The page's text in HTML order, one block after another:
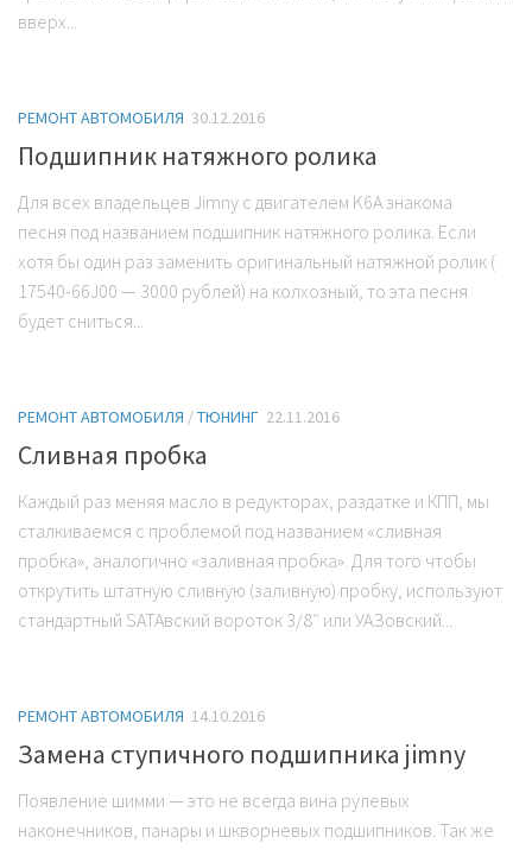
вверх...
РЕМОНТ АВТОМОБИЛЯ 30.12.2016
Подшипник натяжного ролика
Для всех владельцев Jimny с двигателем K6A знакома
песня под названием подшипник натяжного ролика. Если
хотя бы один раз заменить оригинальный натяжной ролик (
17540-66J00 — 3000 рублей) на колхозный, то эта песня
будет сниться...
РЕМОНТ АВТОМОБИЛЯ /ТЮНИНГ 22.11.2016
Сливная пробка
Каждый раз меняя масло в редукторах, раздатке и КПП, мы
сталкиваемся с проблемой под названием «сливная
пробка», аналогично «заливная пробка». Для того чтобы
открутить штатную сливную (заливную) пробку, используют
стандартный SATAвский вороток 3/8″ или УАЗовский...
РЕМОНТ АВТОМОБИЛЯ 14.10.2016
Замена ступичного подшипника jimny
Появление шимми — это не всегда вина рулевых
наконечников, панары и шкворневых подшипников. Так же